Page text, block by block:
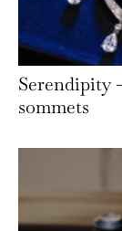
Serendipity
sommets